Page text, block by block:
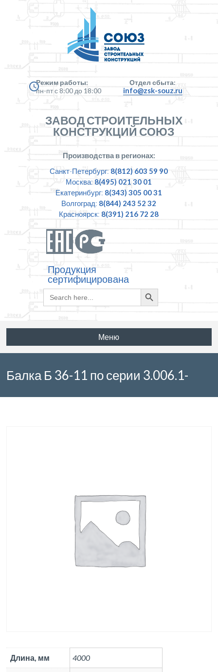
Режим работы:
пн-пт с 8:00 до 18:00
Отдел сбыта:
info@zsk-souz.ru
ЗАВОД СТРОИТЕЛЬНЫХ
КОНСТРУКЦИЙ СОЮЗ
Производства в регионах:
Санкт-Петербург: 8(812) 603 59 90
Москва: 8(495) 021 30 01
Екатеринбург: 8(343) 305 00 31
Волгоград: 8(844) 243 52 32
Красноярск: 8(391) 216 72 28
Продукция
сертифицирована
Search
for:
Search
Button
Меню
Балка Б 36-11 по серии 3.006.1-
Длина, мм 4000